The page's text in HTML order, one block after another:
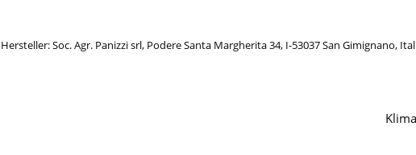
Hersteller: Soc. Agr. Panizzi srl, Podere Santa Margherita 34, I-53037 San Gimignano,